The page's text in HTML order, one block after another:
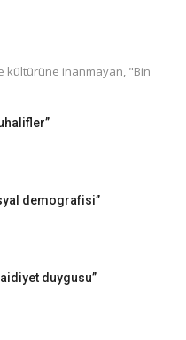
kültürüne inanmayan, "Bin
demografisi”
aidiyet duygusu”